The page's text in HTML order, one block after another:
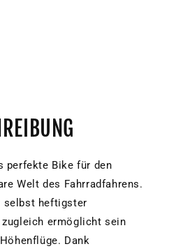
perfekte Bike für den
Welt des Fahrradfahrens.
selbst heftigster
ermöglicht sein
Dank